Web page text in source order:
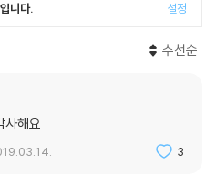
니다. 설정
추천순
사해요
3